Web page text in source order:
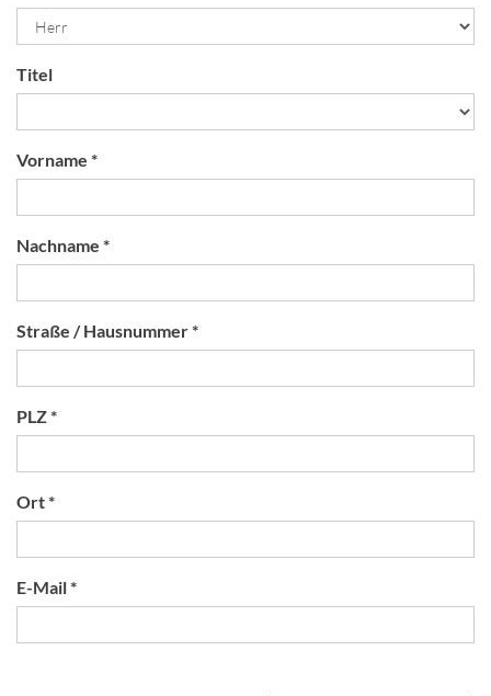
Titel
Vorname *
Nachname *
Straße / Hausnummer *
PLZ *
Ort *
E-Mail *